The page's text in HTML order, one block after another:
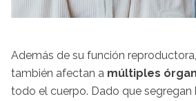
Además de su función
también afectan a múltiples
todo el cuerpo. Dado que